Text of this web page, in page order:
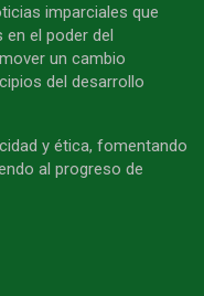
imparciales que
en el poder del
un cambio
del desarrollo
y ética, fomentando
al progreso de